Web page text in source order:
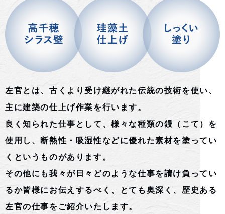
左官とは、古くより受け継がれた伝統の技術を使い、
主に建築の仕上げ作業を行います。
良く知られた仕事として、様々な種類の鏝（こて）を
使用し、 断熱性・吸湿性などに優れた素材を塗ってい
くというものがあります。
その他にも我々が日々どのような仕事を請け負ってい
るか皆様にお伝えするべく、とても奥深く、歴史ある
左官の仕事をご紹介いたします。